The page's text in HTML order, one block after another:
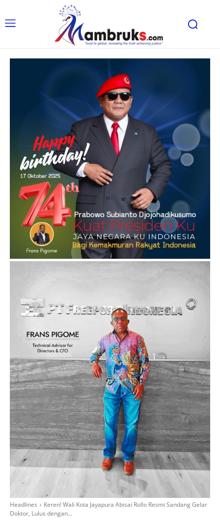
Headlines
Keren! Wali Kota Jayapura Abisai Rollo Resmi Sandang Gelar
Doktor, Lulus dengan...